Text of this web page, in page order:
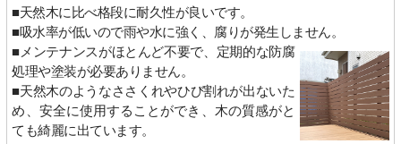
■天然木に比べ格段に耐久性が良いです。
■吸水率が低いので雨や水に強く、腐りが発生しません。
■メンテナンスがほとんど不要で、定期的な防腐
処理や塗装が必要ありません。
■天然木のようなささくれやひび割れが出ないた
め、安全に使用することができ、木の質感がと
ても綺麗に出ています。